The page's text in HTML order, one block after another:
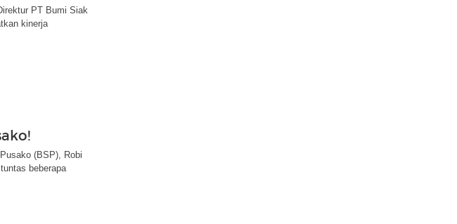
PT Bumi Siak
kinerja
(BSP), Robi
beberapa